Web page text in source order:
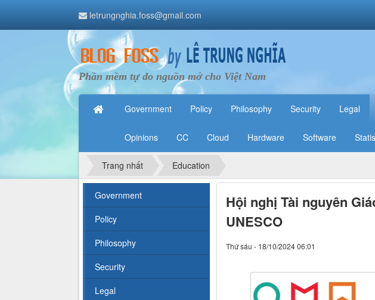
letrungnghia.foss@gmail.com
Phần mềm tự do nguồn mở cho Việt Nam
Government Policy Philosophy Security Legal
Opinions CC Cloud Hardware Software
Trang nhất Education
Hội nghị Tài nguyên
UNESCO
Thứ sáu - 18/10/2024 06:01
Government
Policy
Philosophy
Security
Legal